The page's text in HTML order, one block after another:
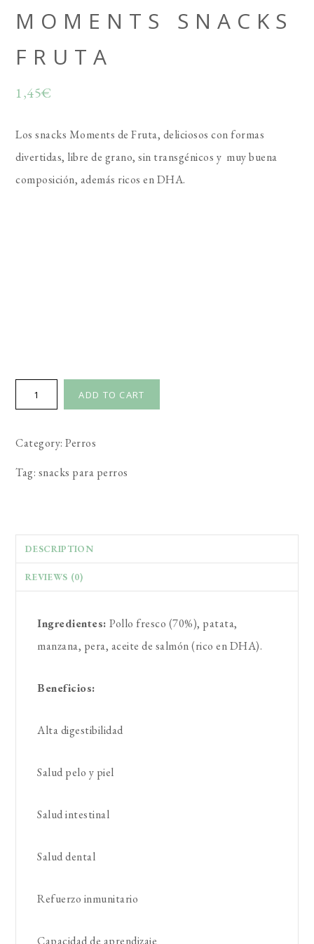
MOMENTS SNACKS
FRUTA
1,45€
Los snacks Moments de Fruta, deliciosos con formas
divertidas, libre de grano, sin transgénicos y muy buena
composición, además ricos en DHA.
Moments
snacks
ADD TO CART
Category:Perros
Tag: snacks para perros
DESCRIPTION
REVIEWS (0)
Ingredientes:Pollo fresco (70%), patata,
manzana, pera, aceite de salmón (rico en DHA).
Beneficios:
Alta digestibilidad
Salud pelo y piel
Salud intestinal
Salud dental
Refuerzo inmunitario
Capacidad de aprendizaje